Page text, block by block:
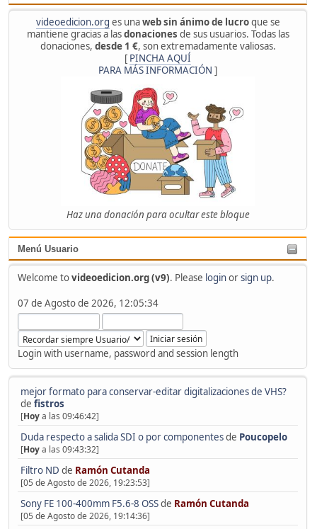
videoedicion.org es unaweb sin ánimo de lucroque se
mantiene gracias a lasdonaciones de sus usuarios. Todas las
donaciones, desde 1 €, son extremadamente valiosas.
[ PINCHA AQUÍ
PARA MÁS INFORMACIÓN ]
Haz una donación para ocultar este bloque
Menú Usuario
Welcome tovideoedicion.org (v9). Please loginorsign up.
07 de Agosto de 2026, 12:05:34
Login with username, password and session length
mejor formato para conservar-editar digitalizaciones de VHS?
de fistros
[Hoya las 09:46:42]
Duda respecto a salida SDI o por componentesde Poucopelo
[Hoya las 09:43:32]
Filtro ND de Ramón Cutanda
[05 de Agosto de 2026, 19:23:53]
Sony FE 100-400mm F5.6-8 OSSde Ramón Cutanda
[05 de Agosto de 2026, 19:14:36]